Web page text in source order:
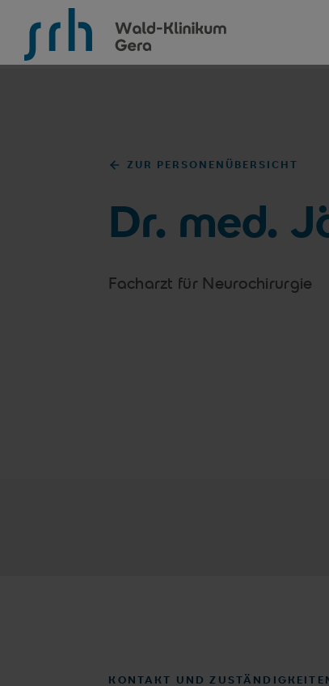
ZUR PERSONENÜBERSICHT
Dr. med.
Facharzt für Neurochirurgie
KONTAKT UND